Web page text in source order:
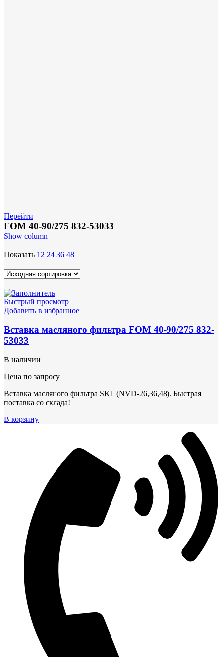
Перейти
FOM 40-90/275 832-53033
Show column
Показать 12 24 36 48
Быстрый просмотр
Добавить в избранное
Вставка масляного фильтра FOM 40-90/275 832-
53033
В наличии
Цена по запросу
Вставка масляного фильтра SKL (NVD-26,36,48). Быстрая
поставка со склада!
В корзину